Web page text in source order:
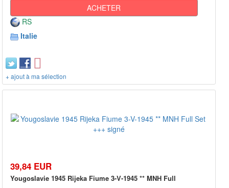
ACHETER
RS
Italie
+ ajout à ma sélection
39,84 EUR
Yougoslavie 1945 Rijeka Fiume 3-V-1945 ** MNH Full